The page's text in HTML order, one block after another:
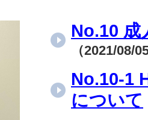
No.10 成
（2021/08/
No.10-1
について